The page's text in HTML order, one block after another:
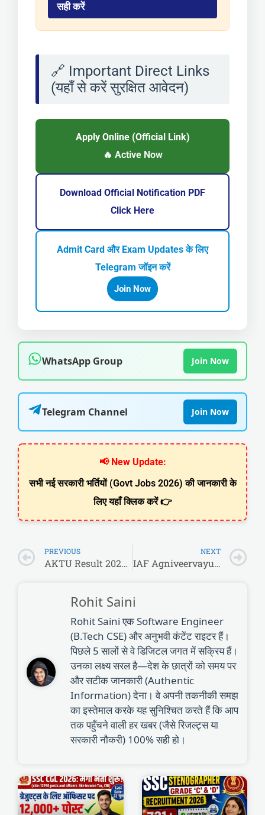
सही करें
🔗 Important Direct Links
(यहाँ से करें सुरक्षित आवेदन)
Apply Online (Official Link)
🔥 Active Now
Download Official Notification PDF
Click Here
Admit Card और Exam Updates के लिए
Telegram जॉइन करें
Join Now
WhatsApp Group Join Now
Telegram Channel Join Now
📢 New Update:
सभी नई सरकारी भर्तियों (Govt Jobs 2026) की जानकारी के
लिए यहाँ क्लिक करें 👉
PREVIOUS
AKTU Result 2025-26 Out: MBA & MCA (Integrated) Odd Semester Result जारी!
NEXT
IAF Agniveervayu 01/2027 (Re-Open): आयु सीमा 22 वर्ष तक बढ़ी, 10वीं/12वीं पास के लिए एयर फोर्स में बंपर भर्ती!
Rohit Saini
Rohit Saini एक Software Engineer
(B.Tech CSE) और अनुभवी कंटेंट राइटर हैं।
पिछले 5 सालों से वे डिजिटल जगत में सक्रिय हैं।
उनका लक्ष्य सरल है—देश के छात्रों को समय पर
और सटीक जानकारी (Authentic
Information) देना। वे अपनी तकनीकी समझ
का इस्तेमाल करके यह सुनिश्चित करते हैं कि आप
तक पहुँचने वाली हर खबर (जैसे रिजल्ट्स या
सरकारी नौकरी) 100% सही हो।